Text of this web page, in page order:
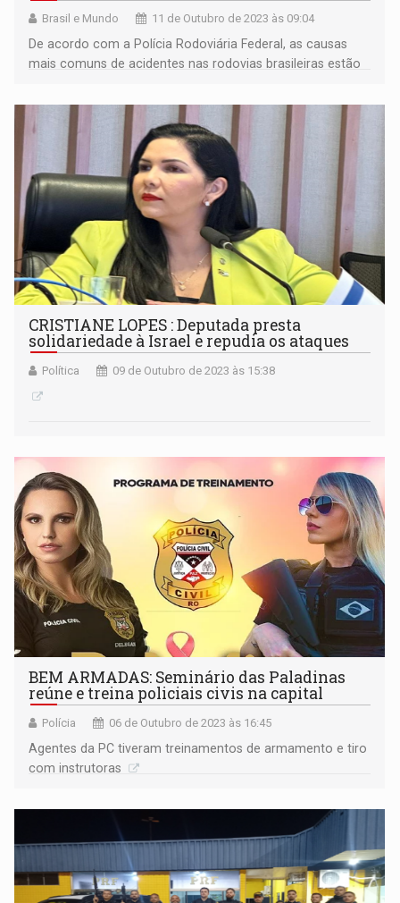
Brasil e Mundo 11 de Outubro de 2023 às 09:04
De acordo com a Polícia Rodoviária Federal, as causas
mais comuns de acidentes nas rodovias brasileiras estão
CRISTIANE LOPES : Deputada presta
solidariedade à Israel e repudia os ataques
Política 09 de Outubro de 2023 às 15:38
BEM ARMADAS: Seminário das Paladinas
reúne e treina policiais civis na capital
Polícia 06 de Outubro de 2023 às 16:45
Agentes da PC tiveram treinamentos de armamento e tiro
com instrutoras